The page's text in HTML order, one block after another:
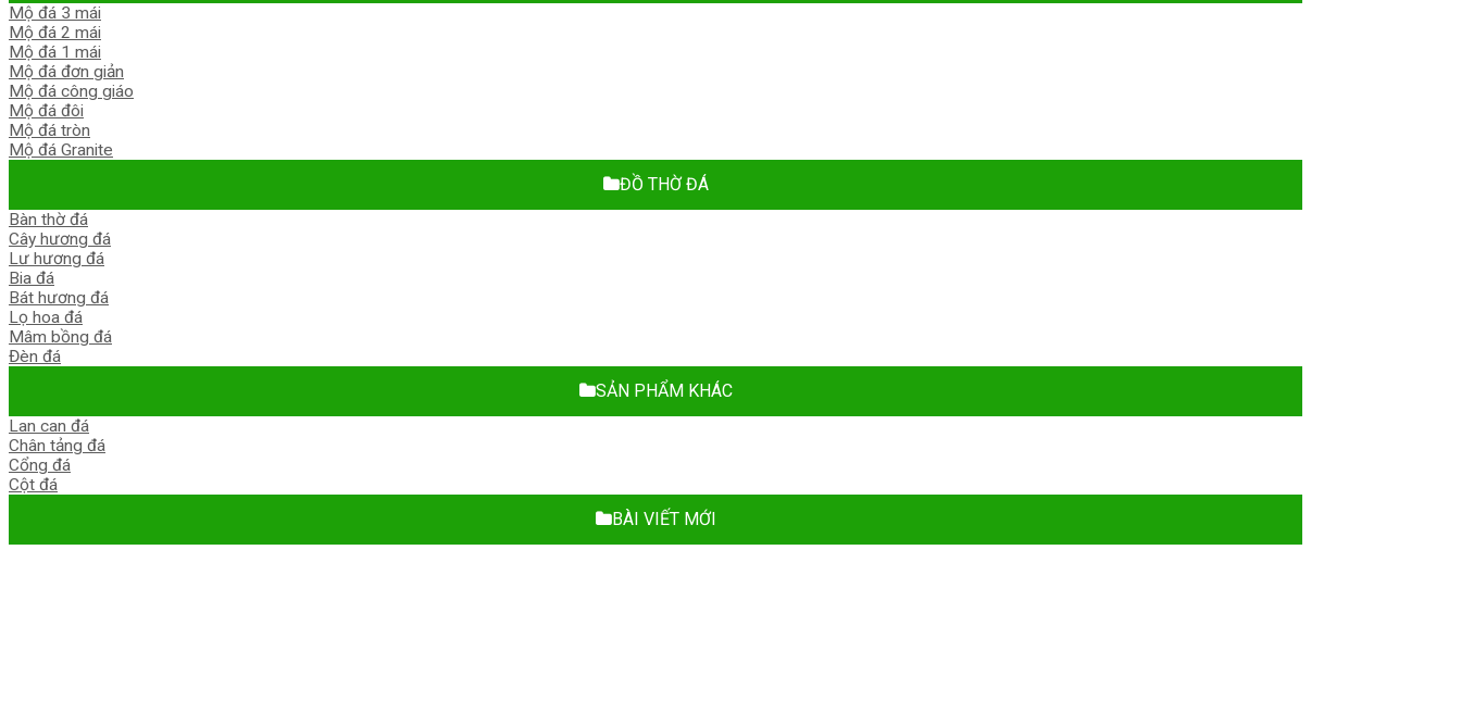
Mộ đá 3 mái
Mộ đá 2 mái
Mộ đá 1 mái
Mộ đá đơn giản
Mộ đá công giáo
Mộ đá đôi
Mộ đá tròn
Mộ đá Granite
ĐỒ THỜ ĐÁ
Bàn thờ đá
Cây hương đá
Lư hương đá
Bia đá
Bát hương đá
Lọ hoa đá
Mâm bồng đá
Đèn đá
SẢN PHẨM KHÁC
Lan can đá
Chân tảng đá
Cổng đá
Cột đá
BÀI VIẾT MỚI